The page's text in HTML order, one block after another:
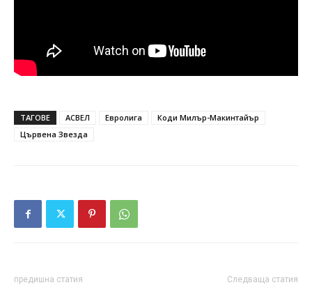
ТАГОВЕ АСВЕЛ Евролига
Коди Милър-Макинтайър
Цървена Звезда
предишна статия Следваща статия